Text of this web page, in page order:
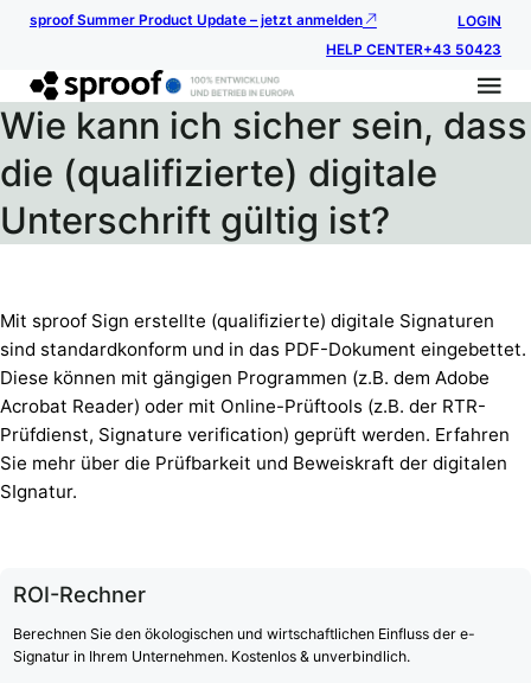
sproof Summer Product Update – jetzt anmelden
LOGIN
HELP CENTER+43 50423
Wie kann ich sicher sein, dass
die (qualifizierte) digitale
Unterschrift gültig ist?
Mit sproof Sign erstellte (qualifizierte) digitale Signaturen
sind standardkonform und in das PDF-Dokument eingebettet.
Diese können mit gängigen Programmen (z.B. dem Adobe
Acrobat Reader) oder mit Online-Prüftools (z.B. der RTR-
Prüfdienst, Signature verification) geprüft werden. Erfahren
Sie mehr über die Prüfbarkeit und Beweiskraft der digitalen
SIgnatur.
ROI-Rechner
Berechnen Sie den ökologischen und wirtschaftlichen Einfluss der e-
Signatur in Ihrem Unternehmen. Kostenlos & unverbindlich.